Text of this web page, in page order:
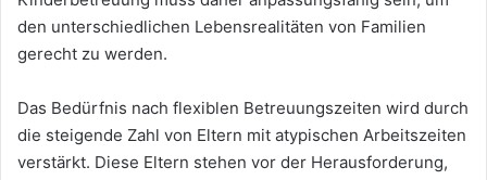
den unterschiedlichen Lebensrealitäten von Familien
gerecht zu werden.
Das Bedürfnis nach flexiblen Betreuungszeiten wird durch
die steigende Zahl von Eltern mit atypischen Arbeitszeiten
verstärkt. Diese Eltern stehen vor der Herausforderung,